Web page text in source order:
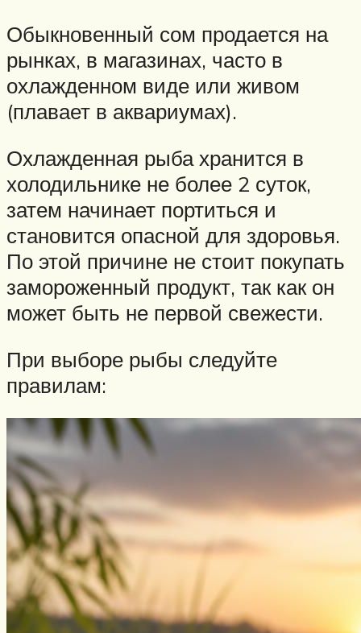
Обыкновенный сом продается на
рынках, в магазинах, часто в
охлажденном виде или живом
(плавает в аквариумах).
Охлажденная рыба хранится в
холодильнике не более 2 суток,
затем начинает портиться и
становится опасной для здоровья.
По этой причине не стоит покупать
замороженный продукт, так как он
может быть не первой свежести.
При выборе рыбы следуйте
правилам: